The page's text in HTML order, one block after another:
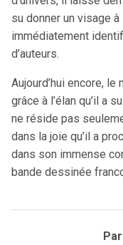
su donner un visage
immédiatement
d’auteurs.
Aujourd’hui encore,
grâce à l’élan qu’il a
ne réside pas
dans la joie qu’il a
dans son immense
bande dessinée